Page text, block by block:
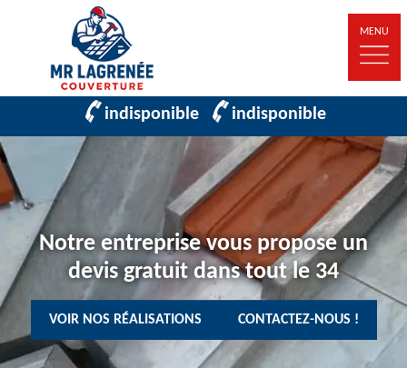
MENU
indisponible indisponible
Notre entreprise vous propose un
devis gratuit dans tout le 34
VOIR NOS RÉALISATIONS CONTACTEZ-NOUS !